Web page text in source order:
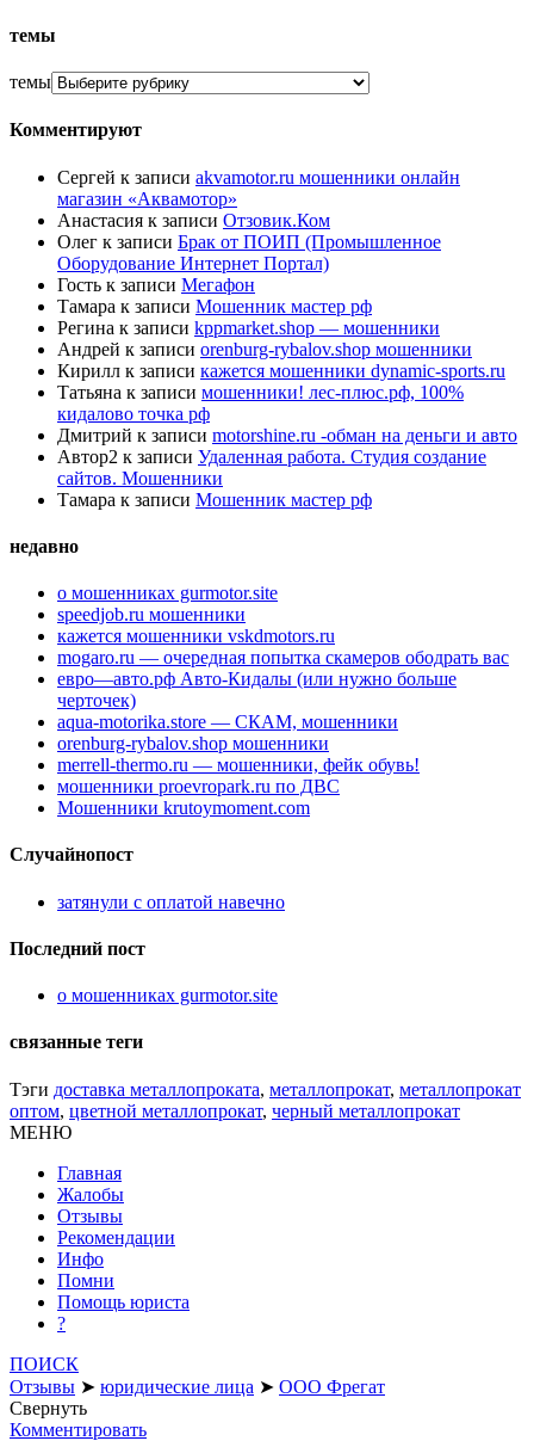
темы
темы
Комментируют
Сергей к записи akvamotor.ru мошенники онлайн
магазин «Аквамотор»
Анастасия к записи Отзовик.Ком
Олег к записи Брак от ПОИП (Промышленное
Оборудование Интернет Портал)
Гость к записи Мегафон
Тамара к записи Мошенник мастер рф
Регина к записи kppmarket.shop — мошенники
Андрей к записи orenburg-rybalov.shop мошенники
Кирилл к записи кажется мошенники dynamic-sports.ru
Татьяна к записи мошенники! лес-плюс.рф, 100%
кидалово точка рф
Дмитрий к записи motorshine.ru -обман на деньги и авто
Автор2 к записи Удаленная работа. Студия создание
сайтов. Мошенники
Тамара к записи Мошенник мастер рф
недавно
о мошенниках gurmotor.site
speedjob.ru мошенники
кажется мошенники vskdmotors.ru
mogaro.ru — очередная попытка скамеров ободрать вас
евро—авто.рф Авто-Кидалы (или нужно больше
черточек)
aqua-motorika.store — СКАМ, мошенники
orenburg-rybalov.shop мошенники
merrell-thermo.ru — мошенники, фейк обувь!
мошенники proevropark.ru по ДВС
Мошенники krutoymoment.com
Случайнопост
затянули с оплатой навечно
Последний пост
о мошенниках gurmotor.site
связанные теги
Тэги доставка металлопроката, металлопрокат, металлопрокат
оптом, цветной металлопрокат, черный металлопрокат
МЕНЮ
Главная
Жалобы
Отзывы
Рекомендации
Инфо
Помни
Помощь юриста
?
ПОИСК
Отзывы ➤ юридические лица ➤ ООО Фрегат
Свернуть
Комментировать